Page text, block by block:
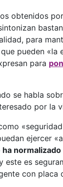
obtenidos
para
pueden «la
para
se habla
por la
ejercer
este es
con placa